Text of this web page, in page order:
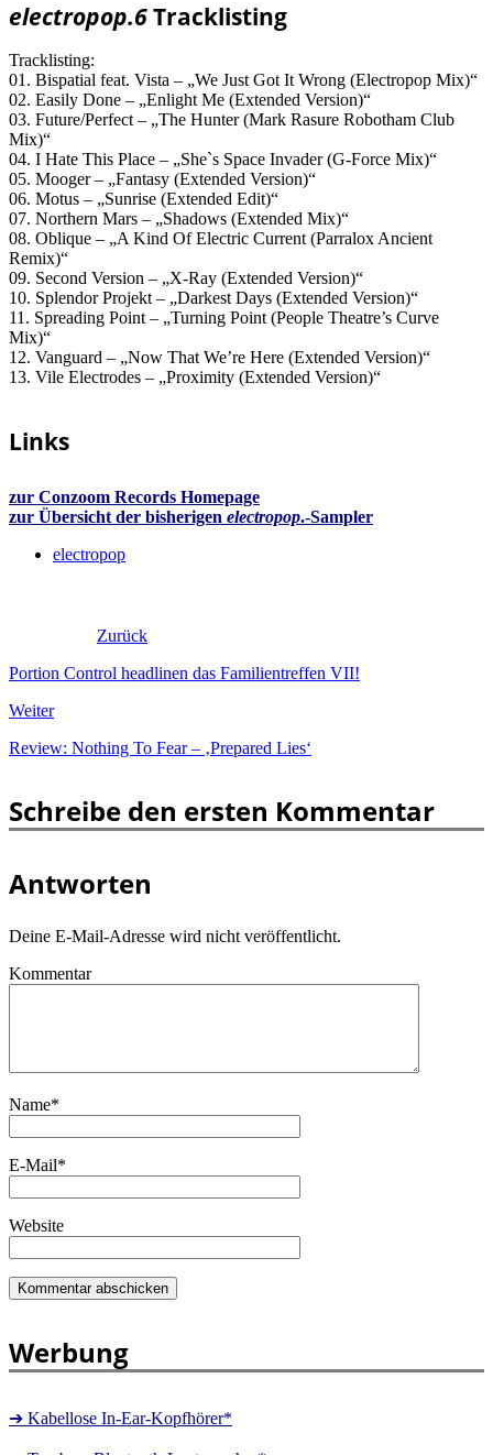
electropop.6Tracklisting
Tracklisting:
01. Bispatial feat. Vista – „We Just Got It Wrong (Electropop Mix)“
02. Easily Done – „Enlight Me (Extended Version)“
03. Future/Perfect – „The Hunter (Mark Rasure Robotham Club
Mix)“
04. I Hate This Place – „She`s Space Invader (G-Force Mix)“
05. Mooger – „Fantasy (Extended Version)“
06. Motus – „Sunrise (Extended Edit)“
07. Northern Mars – „Shadows (Extended Mix)“
08. Oblique – „A Kind Of Electric Current (Parralox Ancient
Remix)“
09. Second Version – „X-Ray (Extended Version)“
10. Splendor Projekt – „Darkest Days (Extended Version)“
11. Spreading Point – „Turning Point (People Theatre’s Curve
Mix)“
12. Vanguard – „Now That We’re Here (Extended Version)“
13. Vile Electrodes – „Proximity (Extended Version)“
Links
zur Conzoom Records Homepage
zur Übersicht der bisherigen electropop.-Sampler
electropop
Zurück
Portion Control headlinen das Familientreffen VII!
Weiter
Review: Nothing To Fear – ‚Prepared Lies‘
Schreibe den ersten Kommentar
Antworten
Deine E-Mail-Adresse wird nicht veröffentlicht.
Kommentar
Name*
E-Mail*
Website
Werbung
➔ Kabellose In-Ear-Kopfhörer*